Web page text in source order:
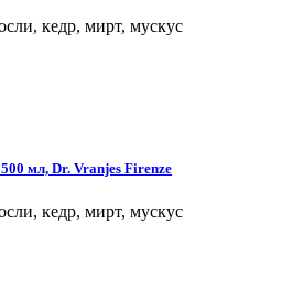
кедр, мирт, мускус
мл, Dr. Vranjes Firenze
кедр, мирт, мускус